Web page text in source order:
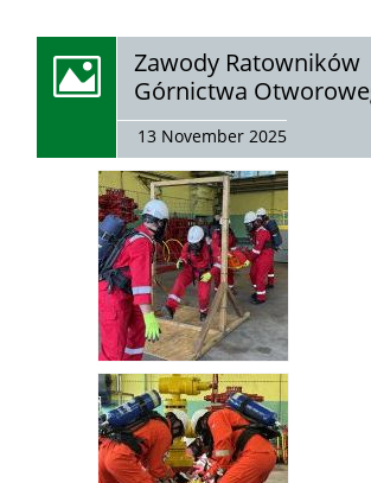
zobacz
galerię:
Zawody Ratowników
Górnictwa
13 November 2025